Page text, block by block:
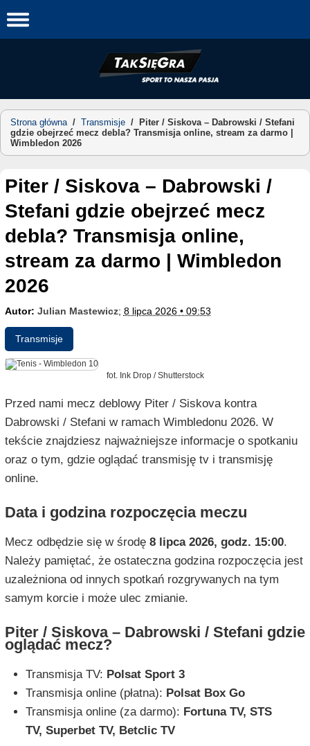
to
Strona główna/ Transmisje /
Piter / Siskova – Dabrowski / Stefani
gdzie obejrzeć mecz debla? Transmisja online, stream za darmo |
Wimbledon 2026
Piter / Siskova – Dabrowski /
Stefani gdzie obejrzeć mecz
debla? Transmisja online,
stream za darmo | Wimbledon
2026
Autor: Julian Mastewicz; 8 lipca 2026 • 09:53
Transmisje
fot. Ink Drop / Shutterstock
Przed nami mecz deblowy Piter / Siskova kontra
Dabrowski / Stefani w ramach Wimbledonu 2026. W
tekście znajdziesz najważniejsze informacje o spotkaniu
oraz o tym, gdzie oglądać transmisję tv i transmisję
online.
Data i godzina rozpoczęcia meczu
Mecz odbędzie się w środę 8 lipca 2026, godz. 15:00.
Należy pamiętać, że ostateczna godzina rozpoczęcia jest
uzależniona od innych spotkań rozgrywanych na tym
samym korcie i może ulec zmianie.
Piter / Siskova – Dabrowski / Stefani gdzie
oglądać mecz?
Transmisja TV: Polsat Sport 3
Transmisja online (płatna): Polsat Box Go
Transmisja online (za darmo): Fortuna TV, STS
TV, Superbet TV, Betclic TV